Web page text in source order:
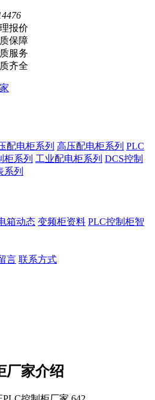
报价
保障
服务
齐全
配电柜系列 高压配电柜系列 PLC
柜系列 工业配电柜系列 DCS控制
系列
箱动态 变频柜资料 PLC控制柜智
言 联系方式
厂家介绍